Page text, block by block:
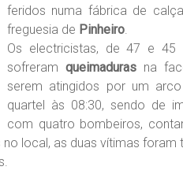
feridos numa fábrica de
freguesia de Pinheiro.
Os electricistas, de 47 e 45
sofreramqueimaduras na
serem atingidos por um
quartel às 08:30, sendo de
com quatro bombeiros,
local, as duas vítimas